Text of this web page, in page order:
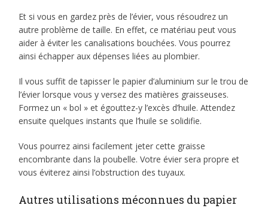
Et si vous en gardez près de l’évier, vous résoudrez un
autre problème de taille. En effet, ce matériau peut vous
aider à éviter les canalisations bouchées. Vous pourrez
ainsi échapper aux dépenses liées au plombier.
Il vous suffit de tapisser le papier d’aluminium sur le trou de
l’évier lorsque vous y versez des matières graisseuses.
Formez un « bol » et égouttez-y l’excès d’huile. Attendez
ensuite quelques instants que l’huile se solidifie.
Vous pourrez ainsi facilement jeter cette graisse
encombrante dans la poubelle. Votre évier sera propre et
vous éviterez ainsi l’obstruction des tuyaux.
Autres utilisations méconnues du papier